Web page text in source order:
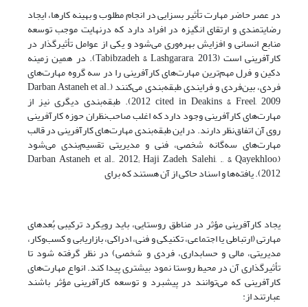
در عصر حاضر مهارت تأثیر بسزایی در انجام مطلوب و بهینه کارها، ایجاد
رضایتمندی و ارتقای انگیزه در افراد دارد که درنهایت موجب توسعه
منابع انسانی و افزایش بهره‌وری می‌شود و یکی از عوامل تأثیرگذار در
کارآفرینی است (Tabibzadeh & Lashgarara, 2013). در همین زمینه
دکین و فرل مهم‌ترین مهارت‌های کارآفرینی را در سه گروه مهارت‌های
فردی، بین‌فردی و فرایندی طبقه‌بندی می‌کنند (Darban Astaneh et al.,
2012 cited in Deakins & Freel, 2009). طبقه‌بندی دیگری نیز از
مهارت‌های کارآفرینی وجود دارد که اغلب صاحب‌نظران حوزه کارآفرینی
روی آن اتفاق‌نظر دارند. در این طبقه‌بندی مهارت‌های کارآفرینی در قالب
مهارت‌های سه‌گانه شخصی، فنی و مدیریتی تقسیم‌بندی می‌شود
(Darban Astaneh et al., 2012; Haji Zadeh, Salehi, ., & Qayekhloo,
2012). یافته‌ها و اسناد حاکی از آن هستند که برای
یجاد کارآفرینی مؤثر در مناطق روستایی، باید رویکرد ترکیبی بُعدهای
مهارتی (ارتباطی یا اجتماعی، تکنیکی و فنی، ادراکی، بازاریابی و کسب‌وکار،
مدیریتی، مالی و حسابداری، فردی و شخصی) در نظر گرفته شود تا
تأثیرگذاری آن در محیط روستا نمود بیشتری پیدا کند. انواع مهارت‌های
کارآفرینی که می‌توانند در پیشبرد و توسعه کارآفرینی مؤثر باشند
عبارتند از: